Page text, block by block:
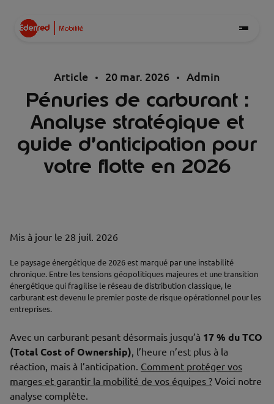
Article 20 mar. 2026 Admin
Pénuries de carburant :
Analyse stratégique et
guide d’anticipation pour
votre flotte en 2026
Mis à jour le 28 juil. 2026
Le paysage énergétique de 2026 est marqué par une instabilité
chronique. Entre les tensions géopolitiques majeures et une transition
énergétique qui fragilise le réseau de distribution classique, le
carburant est devenu le premier poste de risque opérationnel pour les
entreprises.
Avec un carburant pesant désormais jusqu’à 17 % du TCO
(Total Cost of Ownership) , l’heure n’est plus à la
réaction, mais à l’anticipation. Comment protéger vos
marges et garantir la mobilité de vos équipes ? Voici notre
analyse complète.